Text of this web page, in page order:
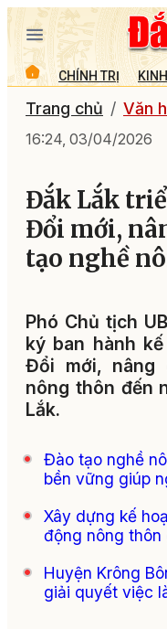
CHÍNH TRỊ
Trang chủ Văn
16:24, 03/04/2026
Đắk Lắk
Đổi mới,
tạo nghề
Phó Chủ tịch
ký ban hành
Đổi mới, nâng
nông thôn đến
Lắk.
Đào tạo nghề
bền vững giúp
Xây dựng kế
động nông thôn
Huyện Krông
giải quyết việc